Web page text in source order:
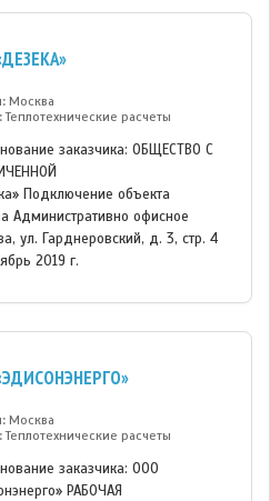
Москва
Теплотехнические расчеты
заказчика: ОБЩЕСТВО С
Подключение объекта
Административно офисное
ул. Гарднеровский, д. 3, стр. 4
2019 г.
Москва
Теплотехнические расчеты
заказчика: ООО
РАБОЧАЯ